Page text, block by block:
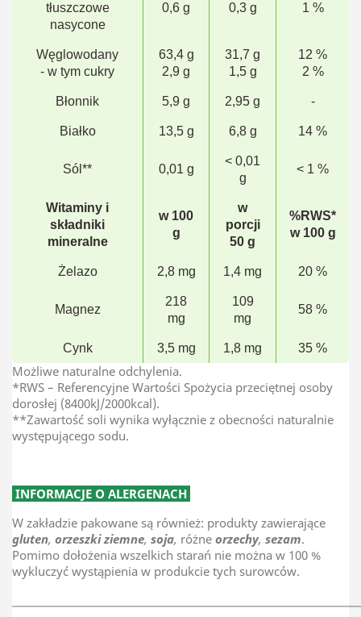
tłuszczowe
nasycone
0,6 g 0,3 g 1 %
Węglowodany
- w tym cukry
63,4 g
2,9 g
31,7 g
1,5 g
12 %
2 %
Błonnik 5,9 g 2,95 g -
Białko 13,5 g 6,8 g 14 %
Sól** 0,01 g
< 0,01
g
< 1 %
Witaminy i
składniki
mineralne
w 100
g
w
porcji
50 g
%RWS*
w 100 g
Żelazo 2,8 mg 1,4 mg 20 %
Magnez
218
mg
109
mg
58 %
Cynk 3,5 mg 1,8 mg 35 %
Możliwe naturalne odchylenia.
*RWS – Referencyjne Wartości Spożycia przeciętnej osoby
dorosłej (8400kJ/2000kcal).
**Zawartość soli wynika wyłącznie z obecności naturalnie
występującego sodu.
INFORMACJE O ALERGENACH
W zakładzie pakowane są również: produkty zawierające
gluten, orzeszki ziemne, soja, różne orzechy, sezam.
Pomimo dołożenia wszelkich starań nie można w 100 %
wykluczyć wystąpienia w produkcie tych surowców.